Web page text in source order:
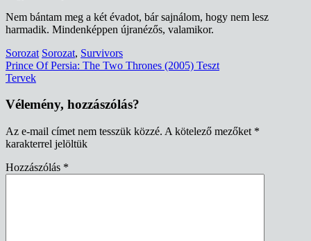
Nem bántam meg a két évadot, bár sajnálom, hogy nem lesz
harmadik. Mindenképpen újranézős, valamikor.
Sorozat Sorozat, Survivors
Bejegyzés
navigáció
Prince Of Persia: The Two Thrones (2005) Teszt
Tervek
Vélemény, hozzászólás?
Az e-mail címet nem tesszük közzé. A kötelező mezőket *
karakterrel jelöltük
Hozzászólás *